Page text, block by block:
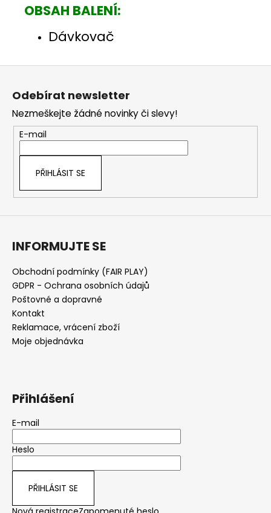
OBSAH BALENÍ:
Dávkovač
Z
Odebírat newsletter
Nezmeškejte žádné novinky či slevy!
E-mail
PŘIHLÁSIT SE
INFORMUJTE SE
Obchodní podmínky (FAIR PLAY)
GDPR - Ochrana osobních údajů
Poštovné a dopravné
Kontakt
Reklamace, vrácení zboží
Moje objednávka
Přihlášení
E-mail
Heslo
PŘIHLÁSIT SE